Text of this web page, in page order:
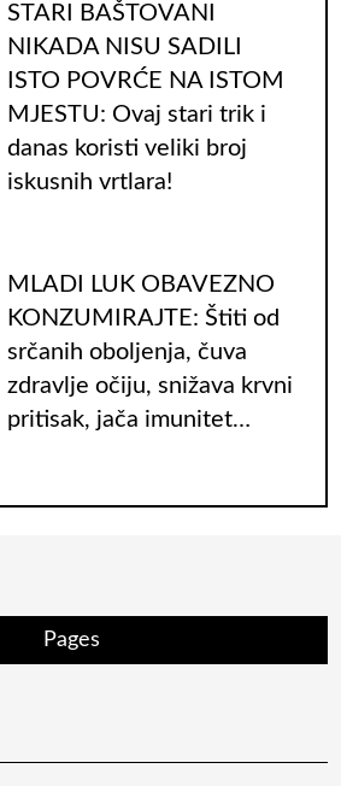
STARI BAŠTOVANI
NIKADA NISU SADILI
ISTO POVRĆE NA ISTOM
MJESTU: Ovaj stari trik i
danas koristi veliki broj
iskusnih vrtlara!
MLADI LUK OBAVEZNO
KONZUMIRAJTE: Štiti od
srčanih oboljenja, čuva
zdravlje očiju, snižava krvni
pritisak, jača imunitet…
Pages